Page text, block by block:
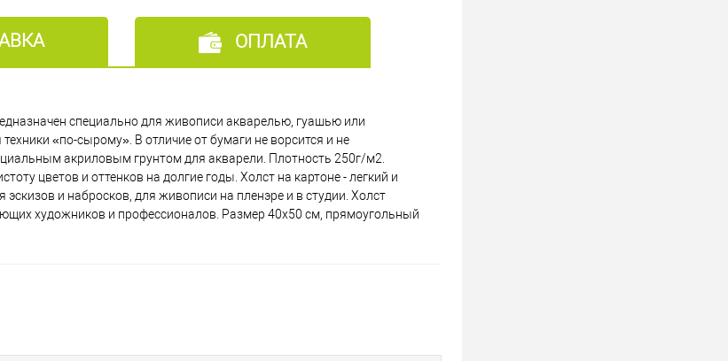
ОПЛАТА
специально для живописи акварелью, гуашью или
«по-сырому». В отличие от бумаги не ворсится и не
акриловым грунтом для акварели. Плотность 250г/м2.
цветов и оттенков на долгие годы. Холст на картоне - легкий и
и набросков, для живописи на пленэре и в студии. Холст
художников и профессионалов. Размер 40х50 см, прямоугольный